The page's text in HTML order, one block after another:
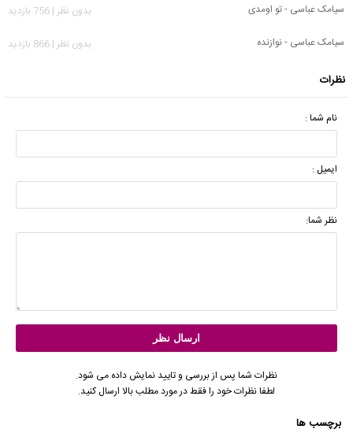
سیامک عباسی - تو اومدی
بدون نظر | 756 بازدید
سیامک عباسی - نوازنده
بدون نظر | 866 بازدید
نظرات
نام شما :
ایمیل :
نظر شما:
نظرات شما پس از بررسی و تایید نمایش داده می شود.
لطفا نظرات خود را فقط در مورد مطلب بالا ارسال کنید.
برچسب ها